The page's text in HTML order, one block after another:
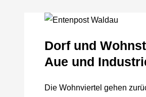
Dorf und
Aue und
Die Wohnviertel gehen